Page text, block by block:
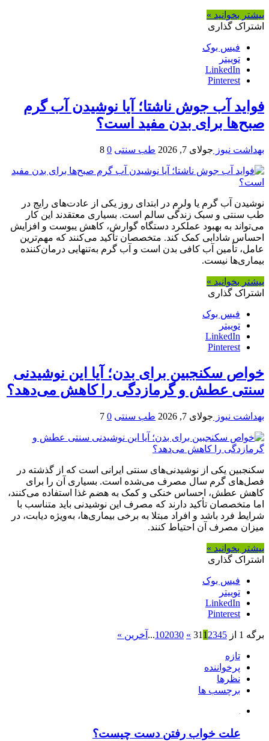
بیشتر بخوانید »
اشتراک گذاری
فیس بوک
توییتر
LinkedIn
Pinterest
فواید آب جوش ناشتا؛ آیا نوشیدن آب گرم
صبح‌ها برای بدن مفید است؟
بهداشت نیوز جولای 7, 2026 طب سنتی 0
8
نوشیدن آب گرم یا ولرم در ابتدای روز یکی از عادت‌های رایج در
طب سنتی و سبک زندگی سالم است. بسیاری معتقدند این کار
می‌تواند به بهبود عملکرد دستگاه گوارش، کاهش یبوست و افزایش
احساس شادابی کمک کند. متخصصان تأکید می‌کنند که مهم‌ترین
عامل، تأمین آب کافی بدن است و آب گرم به‌تنهایی درمان‌کننده
بیماری‌ها نیست.
بیشتر بخوانید »
اشتراک گذاری
فیس بوک
توییتر
LinkedIn
Pinterest
خواص سکنجبین برای بدن؛ آیا این نوشیدنی
سنتی عطش و گرمازدگی را کاهش می‌دهد؟
بهداشت نیوز جولای 7, 2026 طب سنتی 0
7
سکنجبین یکی از نوشیدنی‌های سنتی ایرانی است که از گذشته در
فصل‌های گرم سال مصرف می‌شده است. بسیاری آن را برای
کاهش عطش، احساس خنکی و کمک به هضم غذا استفاده می‌کنند،
اما متخصصان تأکید دارند که مصرف این نوشیدنی باید متناسب با
شرایط فرد باشد و افراد مبتلا به برخی بیماری‌ها، به‌ویژه دیابت، در
میزان مصرف آن احتیاط کنند.
بیشتر بخوانید »
اشتراک گذاری
فیس بوک
توییتر
LinkedIn
Pinterest
برگه 1 از 31 1 2345
»
102030
... آخرین »
تازه
پرخواننده
نظرها
برچسب ها
علت خواب رفتن دست چیست؟